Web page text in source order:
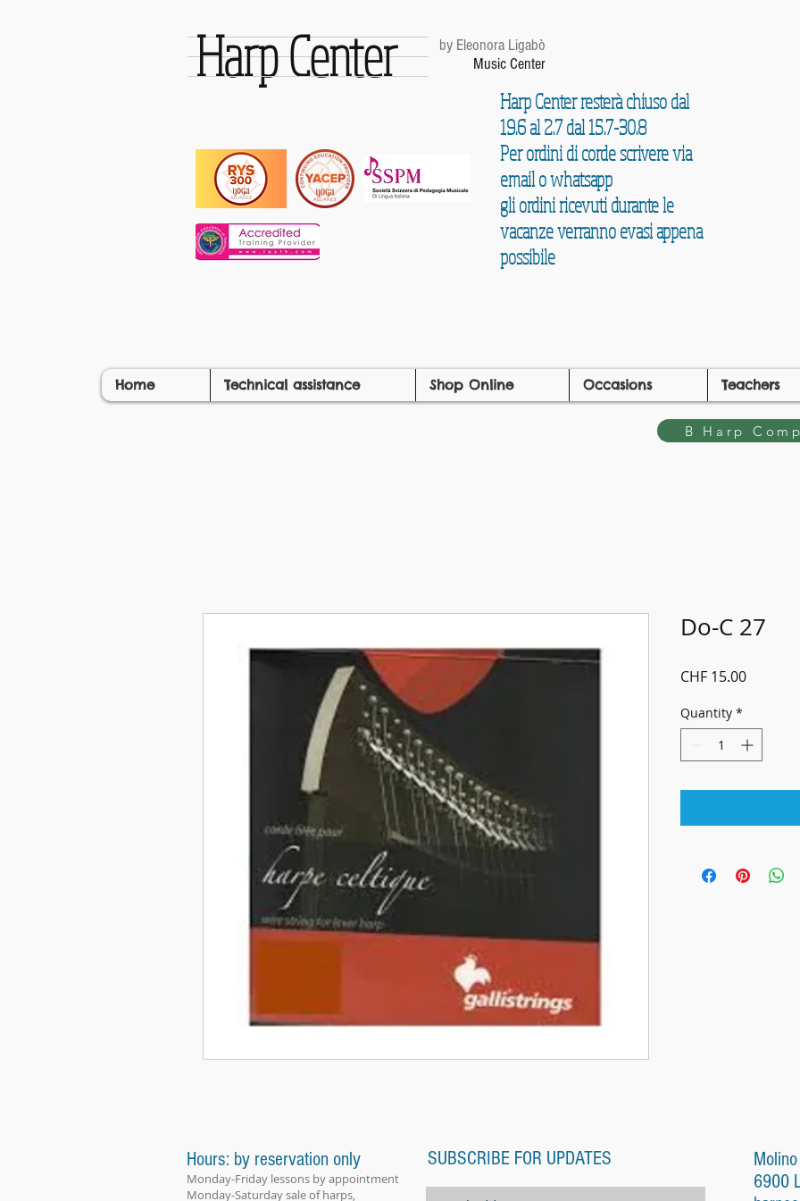
Harp Center
by Eleonora Ligabò
Music Center
Harp Center resterà chiuso dal
19.6 al 2.7 dal 15.7-30.8
Per ordini di corde scrivere via
email o whatsapp
gli ordini ricevuti durante le
vacanze verranno evasi appena
possibile
Home Technical assistance Shop Online Occasions Teachers
B Harp
Do-C 27
CHF 15.00Price
Quantity *
Hours: by reservation only
Monday-Friday lessons by appointment
Monday-Saturday sale of harps,
SUBSCRIBE FOR UPDATES
6900